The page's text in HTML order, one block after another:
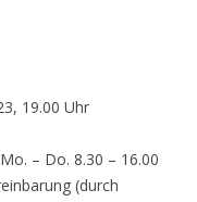
19.00 Uhr
– Do. 8.30 – 16.00
(durch